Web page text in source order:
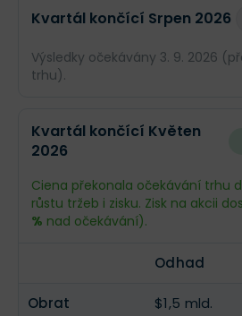
Kvartál končící Srpen 2026
Výsledky očekávány 3. 9. 2026
trhu).
Obrat
Příjmy $251,8 mil.
Kvartál končící Květen
2026
Ciena překonala očekávání trhu
růstu tržeb i zisku. Zisk na akcii
% nad očekávání).
Odhad
Obrat $1,5 mld.